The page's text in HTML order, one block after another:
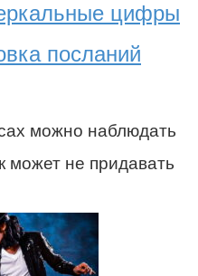
цифры
посланий
можно наблюдать
может не придавать